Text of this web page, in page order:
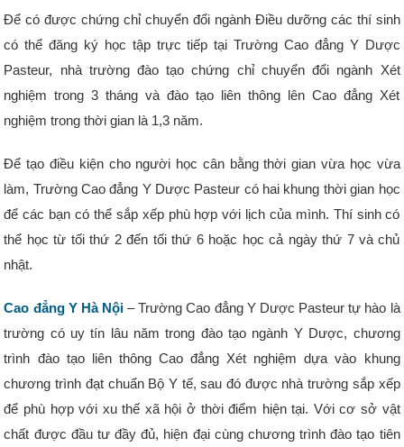
Để có được chứng chỉ chuyển đổi ngành Điều dưỡng các thí sinh
có thể đăng ký học tập trực tiếp tại Trường Cao đẳng Y Dược
Pasteur, nhà trường đào tạo chứng chỉ chuyển đổi ngành Xét
nghiệm trong 3 tháng và đào tạo liên thông lên Cao đẳng Xét
nghiệm trong thời gian là 1,3 năm.
Để tạo điều kiện cho người học cân bằng thời gian vừa học vừa
làm, Trường Cao đẳng Y Dược Pasteur có hai khung thời gian học
để các bạn có thể sắp xếp phù hợp với lịch của mình. Thí sinh có
thể học từ tối thứ 2 đến tối thứ 6 hoặc học cả ngày thứ 7 và chủ
nhật.
Cao đẳng Y Hà Nội – Trường Cao đẳng Y Dược Pasteur tự hào là
trường có uy tín lâu năm trong đào tạo ngành Y Dược, chương
trình đào tạo liên thông Cao đẳng Xét nghiệm dựa vào khung
chương trình đạt chuẩn Bộ Y tế, sau đó được nhà trường sắp xếp
để phù hợp với xu thế xã hội ở thời điểm hiện tại. Với cơ sở vật
chất được đầu tư đầy đủ, hiện đại cùng chương trình đào tạo tiên